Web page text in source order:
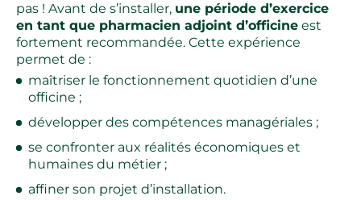
pas ! Avant de s’installer, une période d’exercice
en tant que pharmacien adjoint d’officine est
fortement recommandée. Cette expérience
permet de :
maîtriser le fonctionnement quotidien d’une
officine ;
développer des compétences managériales ;
se confronter aux réalités économiques et
humaines du métier ;
affiner son projet d’installation.